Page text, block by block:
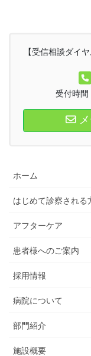
【受信相談ダイ
受付時間
ホーム
はじめて診察される
アフターケア
患者様へのご案内
採用情報
病院について
部門紹介
施設概要